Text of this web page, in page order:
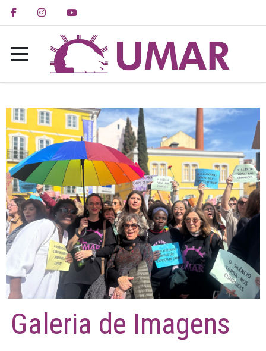
Galeria de Imagens